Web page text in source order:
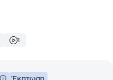
1
Έκπτωση